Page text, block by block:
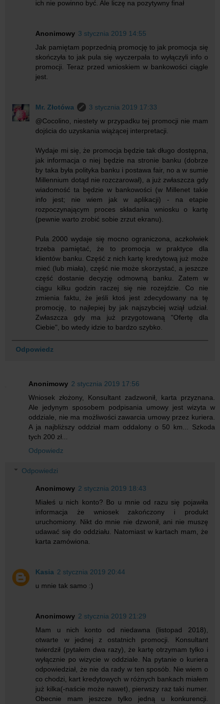
ich nie powinno być. Ale liczę na pozytywny finał
Anonimowy 3 stycznia 2019 14:55
Jak pamiętam poprzednią promocję to jak promocja się
skończyła to jak pula się wyczerpała to wyłączyli info o
promocji. Teraz przed wnioskiem w bankowości ciągle
jest.
Mr. Złotówa
3 stycznia 2019 17:33
@Cocolino, niestety w przypadku tej promocji nie mam
dojścia do uzyskania wiążącej interpretacji.
Wydaje mi się, że promocja będzie tak długo dostępna,
jak informacja o niej będzie na stronie banku (dobrze
by taka była polityka banku i postawa fair, no a w sumie
Millennium dotąd nie rozczarował), a już zwłaszcza gdy
wiadomość ta będzie w bankowości (w Millenet takie
info jest; nie wiem jak w aplikacji) - na etapie
rozpoczynającym proces składania wniosku o kartę
(pewnie warto zrobić sobie zrzut ekranu).
Pula 2000 wydaje się mocno ograniczona, aczkolwiek
trzeba pamiętać, że to promocja w praktyce dla
klientów banku. Część z nich kartę kredytową już może
mieć (lub miała), część nie może skorzystać, a jeszcze
część dostanie decyzję odmowną banku. Zatem w
ciągu kilku godzin raczej się nie rozejdzie. Co nie
zmienia faktu, że jeśli ktoś jest zdecydowany na tę
promocję, to najlepiej by jak najszybciej wziął udział.
Zwłaszcza gdy ma już przygotowaną "Ofertę dla
Ciebie", bo wtedy idzie to bardzo szybko.
Odpowiedz
Anonimowy 2 stycznia 2019 17:56
Wniosek złożony, Konsultant zadzwonił, karta przyznana.
Ale jedynym sposobem podpisania umowy jest wizyta w
oddziale, nie ma możliwości zawarcia umowy przez kuriera.
A ja najbliższy oddział mam oddalony o 50 km... Szkoda
tych 200 zł...
Odpowiedz
Odpowiedzi
Anonimowy 2 stycznia 2019 18:43
Miałeś u nich konto? Bo u mnie od razu się pojawiła
informacja że wniosek zakończony i produkt
uruchomiony. Nikt do mnie nie dzwonił, ani nie muszę
udawać się do oddziału. Natomiast w kartach mam, że
karta zamówiona.
Kasia 2 stycznia 2019 20:44
u mnie tak samo :)
Anonimowy 2 stycznia 2019 21:29
Mam u nich konto od niedawna (listopad 2018),
otwarte w jednej z ostatnich promocji. Konsultant
twierdził (pytałem dwa razy), że kartę otrzymam tylko i
wyłącznie po wizycie w oddziale. Na pytanie o kuriera
odpowiedział, że nie da rady w ten sposób. Nie wiem o
co chodzi, kart kredytowych w różnych bankach miałem
już kilka(-naście może nawet), pierwszy raz taki numer.
Obecnie mam jeszcze tylko jedną u konkurencji.